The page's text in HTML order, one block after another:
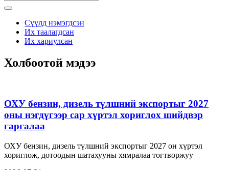
Сүүлд нэмэгдсэн
Их таалагдсан
Их хариулсан
Холбоотой мэдээ
ОХУ бензин, дизель түлшний экспортыг 2027
оны нэгдүгээр сар хүртэл хориглох шийдвэр
гаргалаа
ОХУ бензин, дизель түлшний экспортыг 2027 он хүртэл
хориглож, дотоодын шатахууны хямралаа тогтворжуу